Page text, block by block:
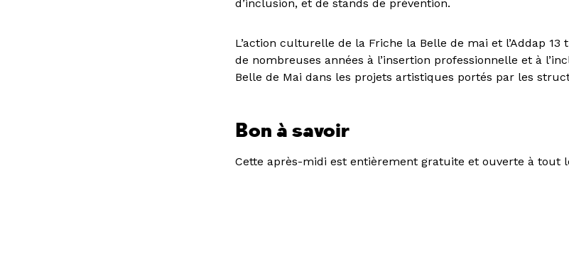
d’inclusion, et de stands de prévention.
L’action culturelle de la Friche la Belle de mai et l’Addap
de nombreuses années à l’insertion professionnelle et à
Belle de Mai dans les projets artistiques portés par les
Bon à savoir
Cette après-midi est entièrement gratuite et ouverte à tout